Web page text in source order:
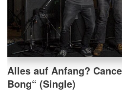
Alles auf Anfang?
Bong“ (Single)